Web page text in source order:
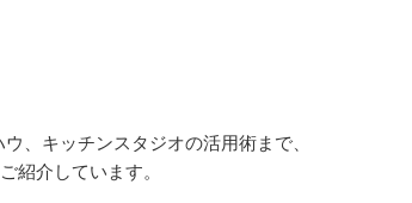
、 キッチンスタジオの活用術まで、
紹介しています。